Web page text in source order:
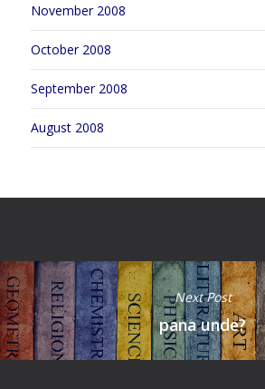
November 2008
October 2008
September 2008
August 2008
Next Post
pana unde?